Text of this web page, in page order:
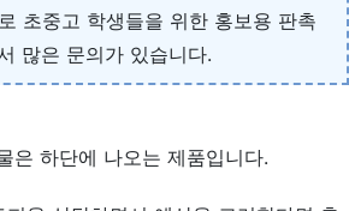
초중고 학생들을 위한 홍보용 판촉
많은 문의가 있습니다.
은 하단에 나오는 제품입니다.